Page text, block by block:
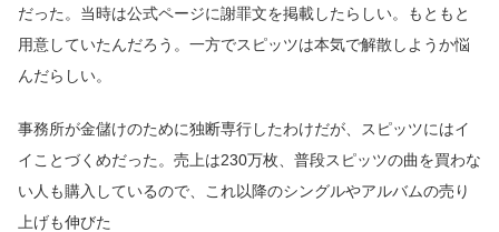
だった。当時は公式ページに謝罪文を掲載したらしい。もともと
用意していたんだろう。一方でスピッツは本気で解散しようか悩
んだらしい。
事務所が金儲けのために独断専行したわけだが、スピッツにはイ
イことづくめだった。売上は230万枚、普段スピッツの曲を買わな
い人も購入しているので、これ以降のシングルやアルバムの売り
上げも伸びた